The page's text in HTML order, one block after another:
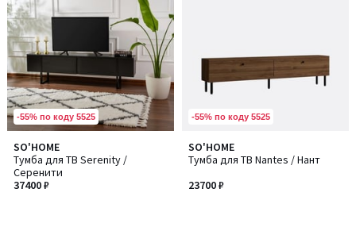
-55% по коду 5525
SO'HOME
Тумба для ТВ Serenity /
Серенити
37400 ₽
-55% по коду 5525
SO'HOME
Тумба для ТВ Nantes / Нант
23700 ₽